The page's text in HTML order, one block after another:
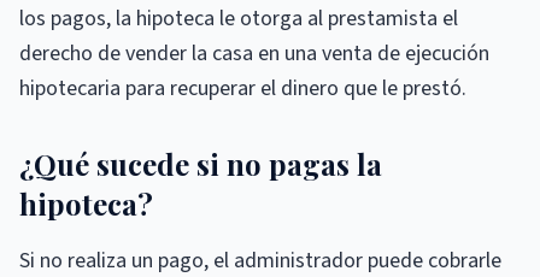
los pagos, la hipoteca le otorga al prestamista el
derecho de vender la casa en una venta de ejecución
hipotecaria para recuperar el dinero que le prestó.
¿Qué sucede si no pagas la
hipoteca?
Si no realiza un pago, el administrador puede cobrarle